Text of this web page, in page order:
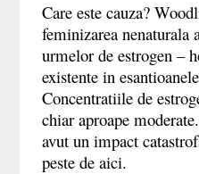
Care este cauza?
feminizarea nenaturala
urmelor de estrogen–
existente in
Concentratiile de
chiar aproape
avut un impact
peste de aici.